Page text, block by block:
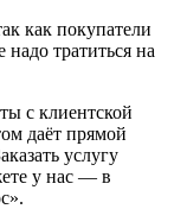
как покупатели
тратиться на
с клиентской
даёт прямой
услугу
у нас — в